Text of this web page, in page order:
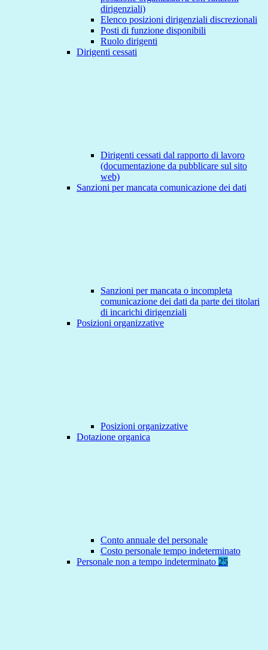
dirigenziali)
Elenco posizioni dirigenziali discrezionali
Posti di funzione disponibili
Ruolo dirigenti
Dirigenti cessati
Dirigenti cessati dal rapporto di lavoro
(documentazione da pubblicare sul sito
web)
Sanzioni per mancata comunicazione dei dati
Sanzioni per mancata o incompleta
comunicazione dei dati da parte dei titolari
di incarichi dirigenziali
Posizioni organizzative
Posizioni organizzative
Dotazione organica
Conto annuale del personale
Costo personale tempo indeterminato
Personale non a tempo indeterminato 25